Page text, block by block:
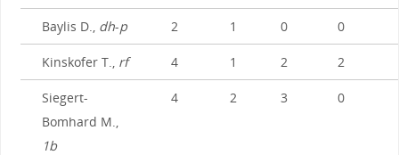
Baylis D., dh-p 2 1 0 0
Kinskofer T., rf 4 1 2 2
Siegert-
Bomhard M.,
1b
4 2 3 0